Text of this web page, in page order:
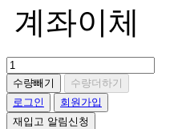
계좌이체
수량빼기
수량더하기
로그인
회원가입
재입고 알림신청